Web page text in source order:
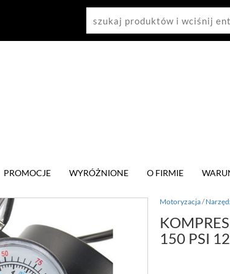
PROMOCJE WYRÓŻNIONE O FIRMIE
Motoryzacja/
150 PSI